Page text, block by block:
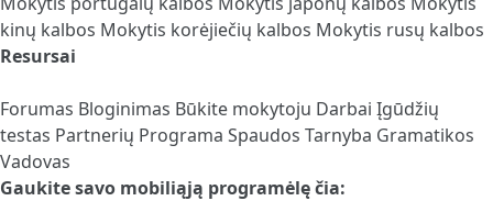
kinų kalbos Mokytis korėjiečių kalbos Mokytis rusų kalbos
Resursai
Forumas Bloginimas Būkite mokytoju Darbai Įgūdžių
testas Partnerių Programa Spaudos Tarnyba Gramatikos
Vadovas
Gaukite savo mobiliąją programėlę čia: